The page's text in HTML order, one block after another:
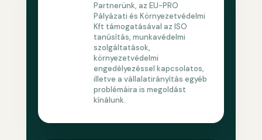
Partnerünk, az EU-PRO
Pályázati és Környezetvédelmi
Kft támogatásával az ISO
tanúsítás, munkavédelmi
szolgáltatások,
környezetvédelmi
engedélyezéssel kapcsolatos,
illetve a vállalatirányítás egyéb
problémáira is megoldást
kínálunk.